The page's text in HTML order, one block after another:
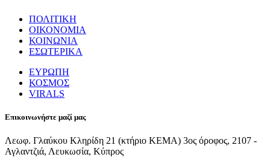
ΠΟΛΙΤΙΚΗ
ΟΙΚΟΝΟΜΙΑ
ΚΟΙΝΩΝΙΑ
ΕΣΩΤΕΡΙΚΑ
ΕΥΡΩΠΗ
ΚΟΣΜΟΣ
VIRALS
Επικοινωνήστε μαζί μας
Λεωφ. Γλαύκου Κληρίδη 21 (κτήριο ΚΕΜΑ) 3ος όροφος, 2107 -
Αγλαντζιά, Λευκωσία, Κύπρος